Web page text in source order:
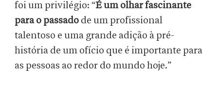
foi um privilégio: “É um olhar fascinante
para o passado de um profissional
talentoso e uma grande adição à pré-
história de um ofício que é importante para
as pessoas ao redor do mundo hoje.”